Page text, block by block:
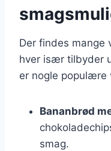
Der findes mange
hver især tilbyder
er nogle populære
Bananbrød
smag.